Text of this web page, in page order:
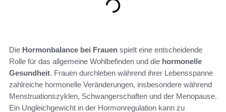
Die Hormonbalance bei Frauen spielt eine entscheidende
Rolle für das allgemeine Wohlbefinden und die hormonelle
Gesundheit. Frauen durchleben während ihrer Lebensspanne
zahlreiche hormonelle Veränderungen, insbesondere während
Menstruationszyklen, Schwangerschaften und der Menopause.
Ein Ungleichgewicht in der Hormonregulation kann zu